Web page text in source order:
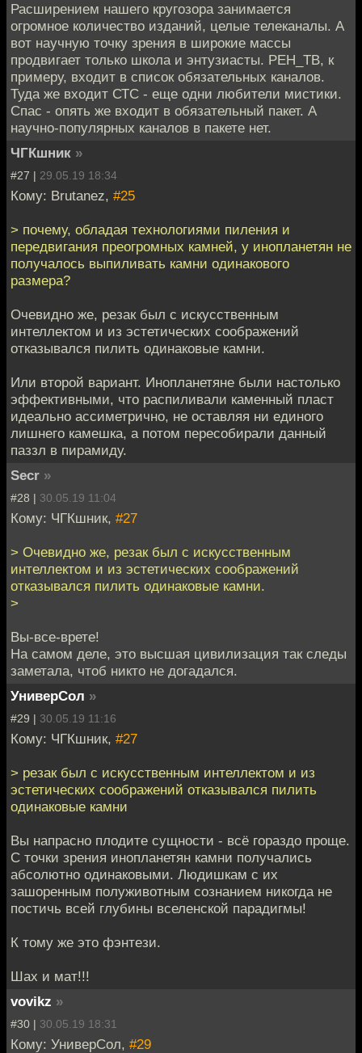
Расширением нашего кругозора занимается
огромное количество изданий, целые телеканалы. А
вот научную точку зрения в широкие массы
продвигает только школа и энтузиасты. РЕН_ТВ, к
примеру, входит в список обязательных каналов.
Туда же входит СТС - еще одни любители мистики.
Спас - опять же входит в обязательный пакет. А
научно-популярных каналов в пакете нет.
ЧГКшник »
#27 | 29.05.19 18:34
Кому: Brutanez, #25
> почему, обладая технологиями пиления и
передвигания преогромных камней, у инопланетян не
получалось выпиливать камни одинакового
размера?
Очевидно же, резак был с искусственным
интеллектом и из эстетических соображений
отказывался пилить одинаковые камни.
Или второй вариант. Инопланетяне были настолько
эффективными, что распиливали каменный пласт
идеально ассиметрично, не оставляя ни единого
лишнего камешка, а потом пересобирали данный
паззл в пирамиду.
Secr »
#28 | 30.05.19 11:04
Кому: ЧГКшник, #27
> Очевидно же, резак был с искусственным
интеллектом и из эстетических соображений
отказывался пилить одинаковые камни.
>
Вы-все-врете!
На самом деле, это высшая цивилизация так следы
заметала, чтоб никто не догадался.
УниверСол »
#29 | 30.05.19 11:16
Кому: ЧГКшник, #27
> резак был с искусственным интеллектом и из
эстетических соображений отказывался пилить
одинаковые камни
Вы напрасно плодите сущности - всё гораздо проще.
С точки зрения инопланетян камни получались
абсолютно одинаковыми. Людишкам с их
зашоренным полуживотным сознанием никогда не
постичь всей глубины вселенской парадигмы!
К тому же это фэнтези.
Шах и мат!!!
vovikz »
#30 | 30.05.19 18:31
Кому: УниверСол, #29